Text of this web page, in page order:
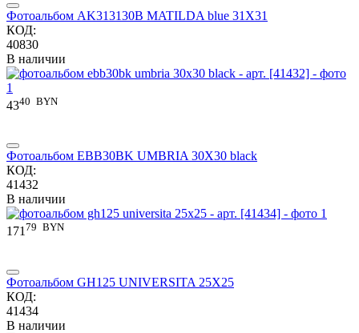
Фотоальбом AK313130B MATILDA blue 31X31
КОД:
40830
В наличии
4340 BYN
Фотоальбом EBB30BK UMBRIA 30X30 black
КОД:
41432
В наличии
171 79 BYN
Фотоальбом GH125 UNIVERSITA 25X25
КОД:
41434
В наличии